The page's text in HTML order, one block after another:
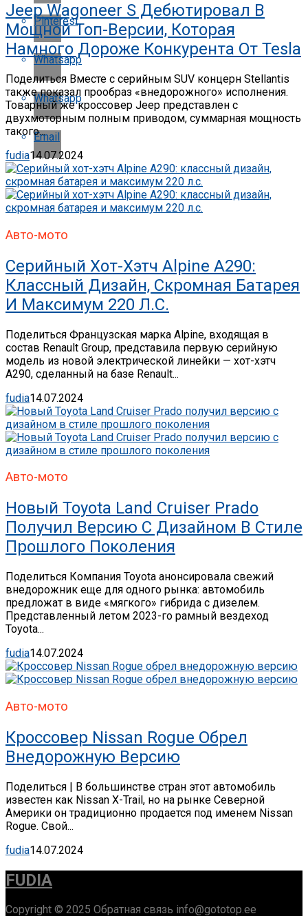
Pinterest
Whatsapp
Whatsapp
Email
Jeep Wagoneer S Дебютировал В
Мощной Топ-Версии, Которая
Намного Дороже Конкурента От Tesla
Поделиться Вместе с серийным SUV концерн Stellantis
также показал прообраз «внедорожного» исполнения.
Товарный же кроссовер Jeep представлен с
двухмоторным полным приводом, суммарная мощность
такого...
fudia14.07.2024
Авто-мото
Серийный Хот-Хэтч Alpine A290:
Классный Дизайн, Скромная Батарея
И Максимум 220 Л.с.
Поделиться Французская марка Alpine, входящая в
состав Renault Group, представила первую серийную
модель из новой электрической линейки — хот-хэтч
A290, сделанный на базе Renault...
fudia14.07.2024
Авто-мото
Новый Toyota Land Cruiser Prado
Получил Версию С Дизайном В Стиле
Прошлого Поколения
Поделиться Компания Toyota анонсировала свежий
внедорожник еще для одного рынка: автомобиль
предложат в виде «мягкого» гибрида с дизелем.
Представленный летом 2023-го рамный вездеход
Toyota...
fudia14.07.2024
Авто-мото
Кроссовер Nissan Rogue Обрел
Внедорожную Версию
Поделиться | В большинстве стран этот автомобиль
известен как Nissan X-Trail, но на рынке Северной
Америки он традиционно продается под именем Nissan
Rogue. Свой...
fudia14.07.2024
FUDIA
Copyright © 2025 Обратная связь info@gototop.ee